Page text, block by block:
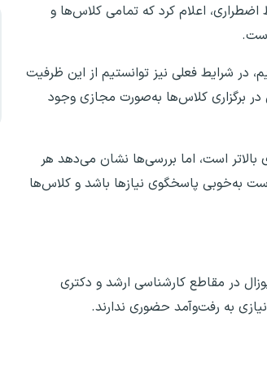
اضطراری، اعلام کرد که تمامی کلاس‌ها و
در شرایط فعلی نیز توانستیم از این ظرفیت
برگزاری کلاس‌ها به‌صورت مجازی وجود
است، اما بررسی‌ها نشان می‌دهد هر
به‌خوبی پاسخگوی نیازها باشد و کلاس‌ها
در مقاطع کارشناسی ارشد و دکتری
به رفت‌وآمد حضوری ندارند.